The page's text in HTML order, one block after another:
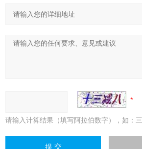
请输入计算结果（填写阿拉伯数字），如：